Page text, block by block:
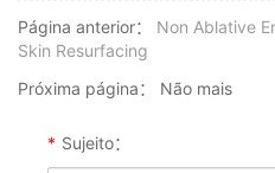
Página anterior：
Non Ablative
Skin Resurfacing
Próxima página：
Não mais
* Sujeito：